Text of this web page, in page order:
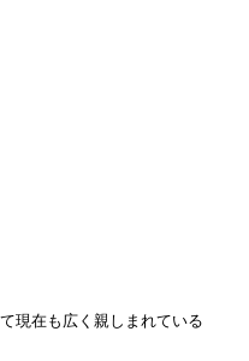
現在も広く親しまれている